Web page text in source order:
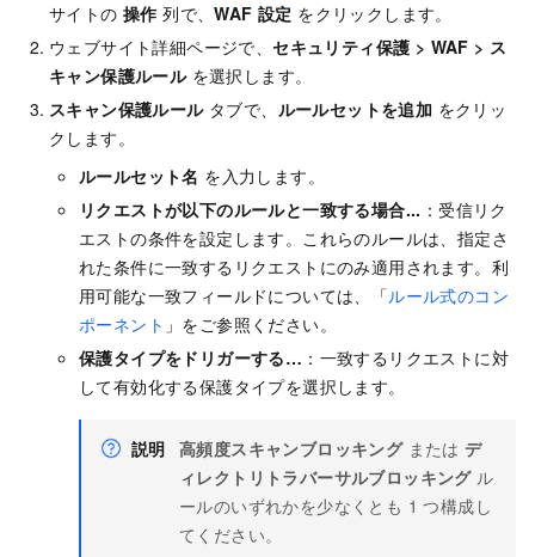
サイトの 操作 列で、WAF 設定 をクリックします。
ウェブサイト詳細ページで、セキュリティ保護 > WAF > ス
キャン保護ルールを選択します。
スキャン保護ルールタブで、 ルールセットを追加 をクリッ
クします。
ルールセット名 を入力します。
リクエストが以下のルールと一致する場合... ：受信リク
エストの条件を設定します。これらのルールは、指定さ
れた条件に一致するリクエストにのみ適用されます。利
用可能な一致フィールドについては、「ルール式のコン
ポーネント 」をご参照ください。
保護タイプをドリガーする… ：一致するリクエストに対
して有効化する保護タイプを選択します。
説明 高頻度スキャンブロッキングまたはデ
ィレクトリトラバーサルブロッキングル
ールのいずれかを少なくとも 1 つ構成し
てください。